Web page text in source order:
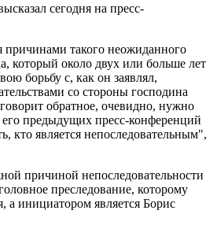
сегодня на пресс-
причинами такого неожиданного
который около двух или больше лет
борьбу с, как он заявлял,
со стороны господина
обратное, очевидно, нужно
предыдущих пресс-конференций
кто является непоследовательным",
причиной непоследовательности
преследование, которому
а инициатором является Борис